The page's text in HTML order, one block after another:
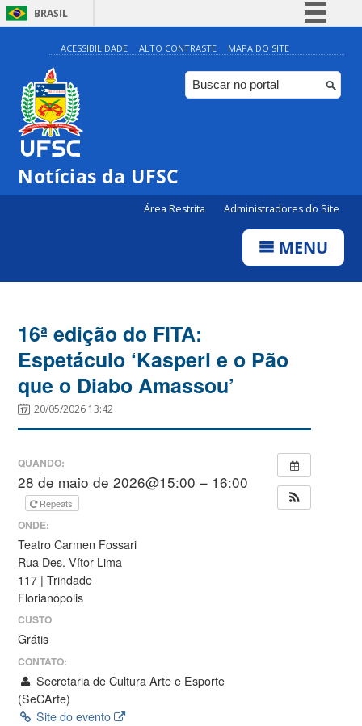
BRASIL
Simplifique!
Comunica BR
Participe
ACESSIBILIDADE ALTO CONTRASTE MAPA DO SITE
Notícias da UFSC
Área Restrita Administradores do Site
MENU
16ª edição do FITA:
Espetáculo ‘Kasperl e o Pão
que o Diabo Amassou’
20/05/2026 13:42
QUANDO:
28 de maio de 2026@15:00 – 16:00
Repeats
ONDE:
Teatro Carmen Fossari
Rua Des. Vítor Lima
117 | Trindade
Florianópolis
CUSTO
Grátis
CONTATO:
Secretaria de Cultura Arte e Esporte
(SeCArte)
Site do evento